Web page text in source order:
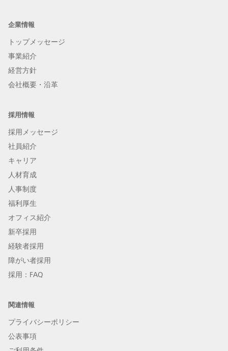
企業情報
トップメッセージ
事業紹介
経営方針
会社概要・沿革
採用情報
採用メッセージ
社員紹介
キャリア
人材育成
人事制度
福利厚生
オフィス紹介
新卒採用
経験者採用
障がい者採用
採用：FAQ
関連情報
プライバシーポリシー
公表事項